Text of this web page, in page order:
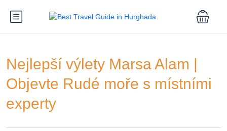
Nejlepší výlety Marsa Alam |
Objevte Rudé moře s místními
experty